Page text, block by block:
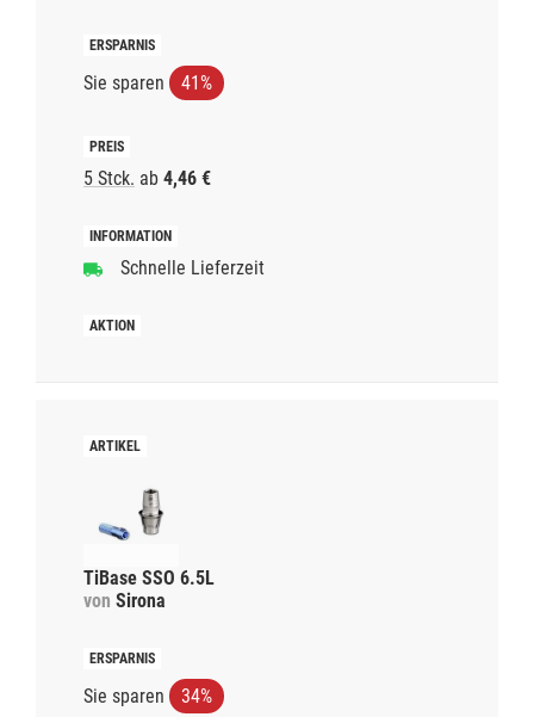
Sie sparen 41%
5 Stck. ab 4,46 €
Schnelle Lieferzeit
TiBase SSO 6.5L
von Sirona
Sie sparen 34%